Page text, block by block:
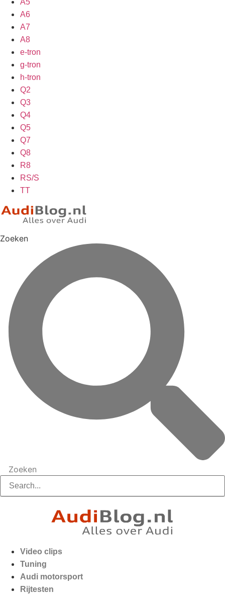
A5
A6
A7
A8
e-tron
g-tron
h-tron
Q2
Q3
Q4
Q5
Q7
Q8
R8
RS/S
TT
Zoeken
Zoeken
Video clips
Tuning
Audi motorsport
Rijtesten